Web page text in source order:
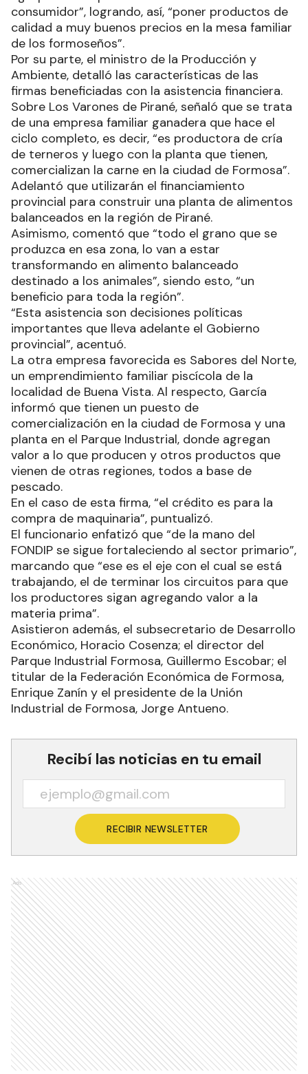
consumidor”, logrando, así, “poner productos de
calidad a muy buenos precios en la mesa familiar
de los formoseños”.
Por su parte, el ministro de la Producción y
Ambiente, detalló las características de las
firmas beneficiadas con la asistencia financiera.
Sobre Los Varones de Pirané, señaló que se trata
de una empresa familiar ganadera que hace el
ciclo completo, es decir, “es productora de cría
de terneros y luego con la planta que tienen,
comercializan la carne en la ciudad de Formosa”.
Adelantó que utilizarán el financiamiento
provincial para construir una planta de alimentos
balanceados en la región de Pirané.
Asimismo, comentó que “todo el grano que se
produzca en esa zona, lo van a estar
transformando en alimento balanceado
destinado a los animales”, siendo esto, “un
beneficio para toda la región”.
“Esta asistencia son decisiones políticas
importantes que lleva adelante el Gobierno
provincial”, acentuó.
La otra empresa favorecida es Sabores del Norte,
un emprendimiento familiar piscícola de la
localidad de Buena Vista. Al respecto, García
informó que tienen un puesto de
comercialización en la ciudad de Formosa y una
planta en el Parque Industrial, donde agregan
valor a lo que producen y otros productos que
vienen de otras regiones, todos a base de
pescado.
En el caso de esta firma, “el crédito es para la
compra de maquinaria”, puntualizó.
El funcionario enfatizó que “de la mano del
FONDIP se sigue fortaleciendo al sector primario”,
marcando que “ese es el eje con el cual se está
trabajando, el de terminar los circuitos para que
los productores sigan agregando valor a la
materia prima”.
Asistieron además, el subsecretario de Desarrollo
Económico, Horacio Cosenza; el director del
Parque Industrial Formosa, Guillermo Escobar; el
titular de la Federación Económica de Formosa,
Enrique Zanín y el presidente de la Unión
Industrial de Formosa, Jorge Antueno.
Recibí las noticias en tu email
RECIBIR NEWSLETTER
Ads